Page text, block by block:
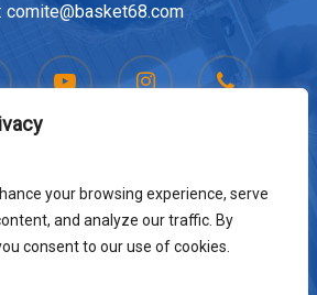
your browsing experience, serve
and analyze our traffic. By
consent to our use of cookies.
comite@basket68.com